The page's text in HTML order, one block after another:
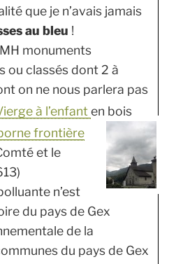
que je n’avais jamais
au bleu !
monuments
ou classés dont 2 à
on ne nous parlera pas
à l’enfanten bois
frontière
et le
n’est
du pays de Gex
de la
du pays de Gex